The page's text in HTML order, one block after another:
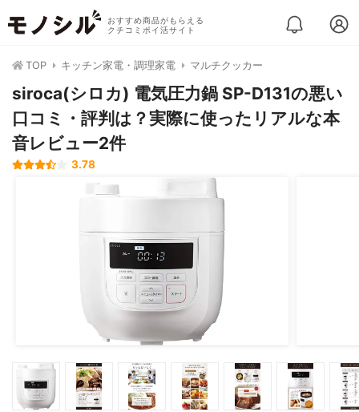
おすすめ商品がもらえる
クチコミポイ活サイト
TOP キッチン家電・調理家電 マルチクッカー
siroca(シロカ) 電気圧力鍋 SP-D131の悪い
口コミ・評判は？実際に使ったリアルな本
音レビュー2件
3.78